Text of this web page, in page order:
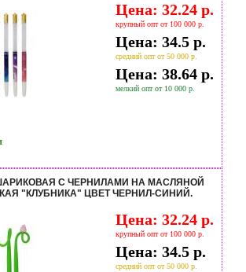
Цена: 32.24 р.
крупный опт от 100 000 р.
Цена: 34.5 р.
средний опт от 50 000 р.
Цена: 38.64 р.
мелкий опт от 10 000 р.
С ЧЕРНИЛАМИ НА МАСЛЯНОЙ
"КЛУБНИКА" ЦВЕТ ЧЕРНИЛ-СИНИЙ.
Цена: 32.24 р.
крупный опт от 100 000 р.
Цена: 34.5 р.
средний опт от 50 000 р.